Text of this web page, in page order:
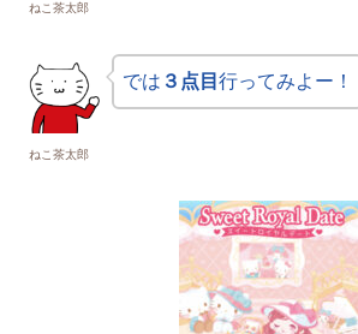
ねこ茶太郎
ねこ茶太郎
では ３点目 行ってみよー！